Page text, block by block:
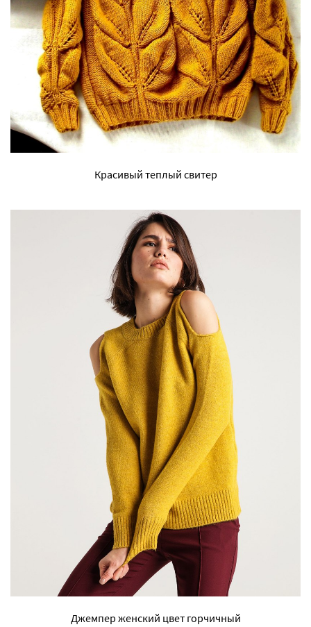
Красивый теплый свитер
Джемпер женский цвет горчичный